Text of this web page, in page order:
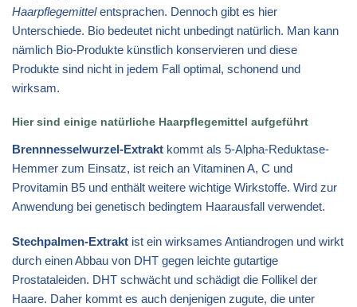
Haarpflegemittelentsprachen. Dennoch gibt es hier
Unterschiede. Bio bedeutet nicht unbedingt natürlich. Man kann
nämlich Bio-Produkte künstlich konservieren und diese
Produkte sind nicht in jedem Fall optimal, schonend und
wirksam.
Hier sind einige natürliche Haarpflegemittel aufgeführt
Brennnesselwurzel-Extrakt kommt als 5-Alpha-Reduktase-
Hemmer zum Einsatz, ist reich an Vitaminen A, C und
Provitamin B5 und enthält weitere wichtige Wirkstoffe. Wird zur
Anwendung bei genetisch bedingtem Haarausfall verwendet.
Stechpalmen-Extrakt ist ein wirksames Antiandrogen und wirkt
durch einen Abbau von DHT gegen leichte gutartige
Prostataleiden. DHT schwächt und schädigt die Follikel der
Haare. Daher kommt es auch denjenigen zugute, die unter